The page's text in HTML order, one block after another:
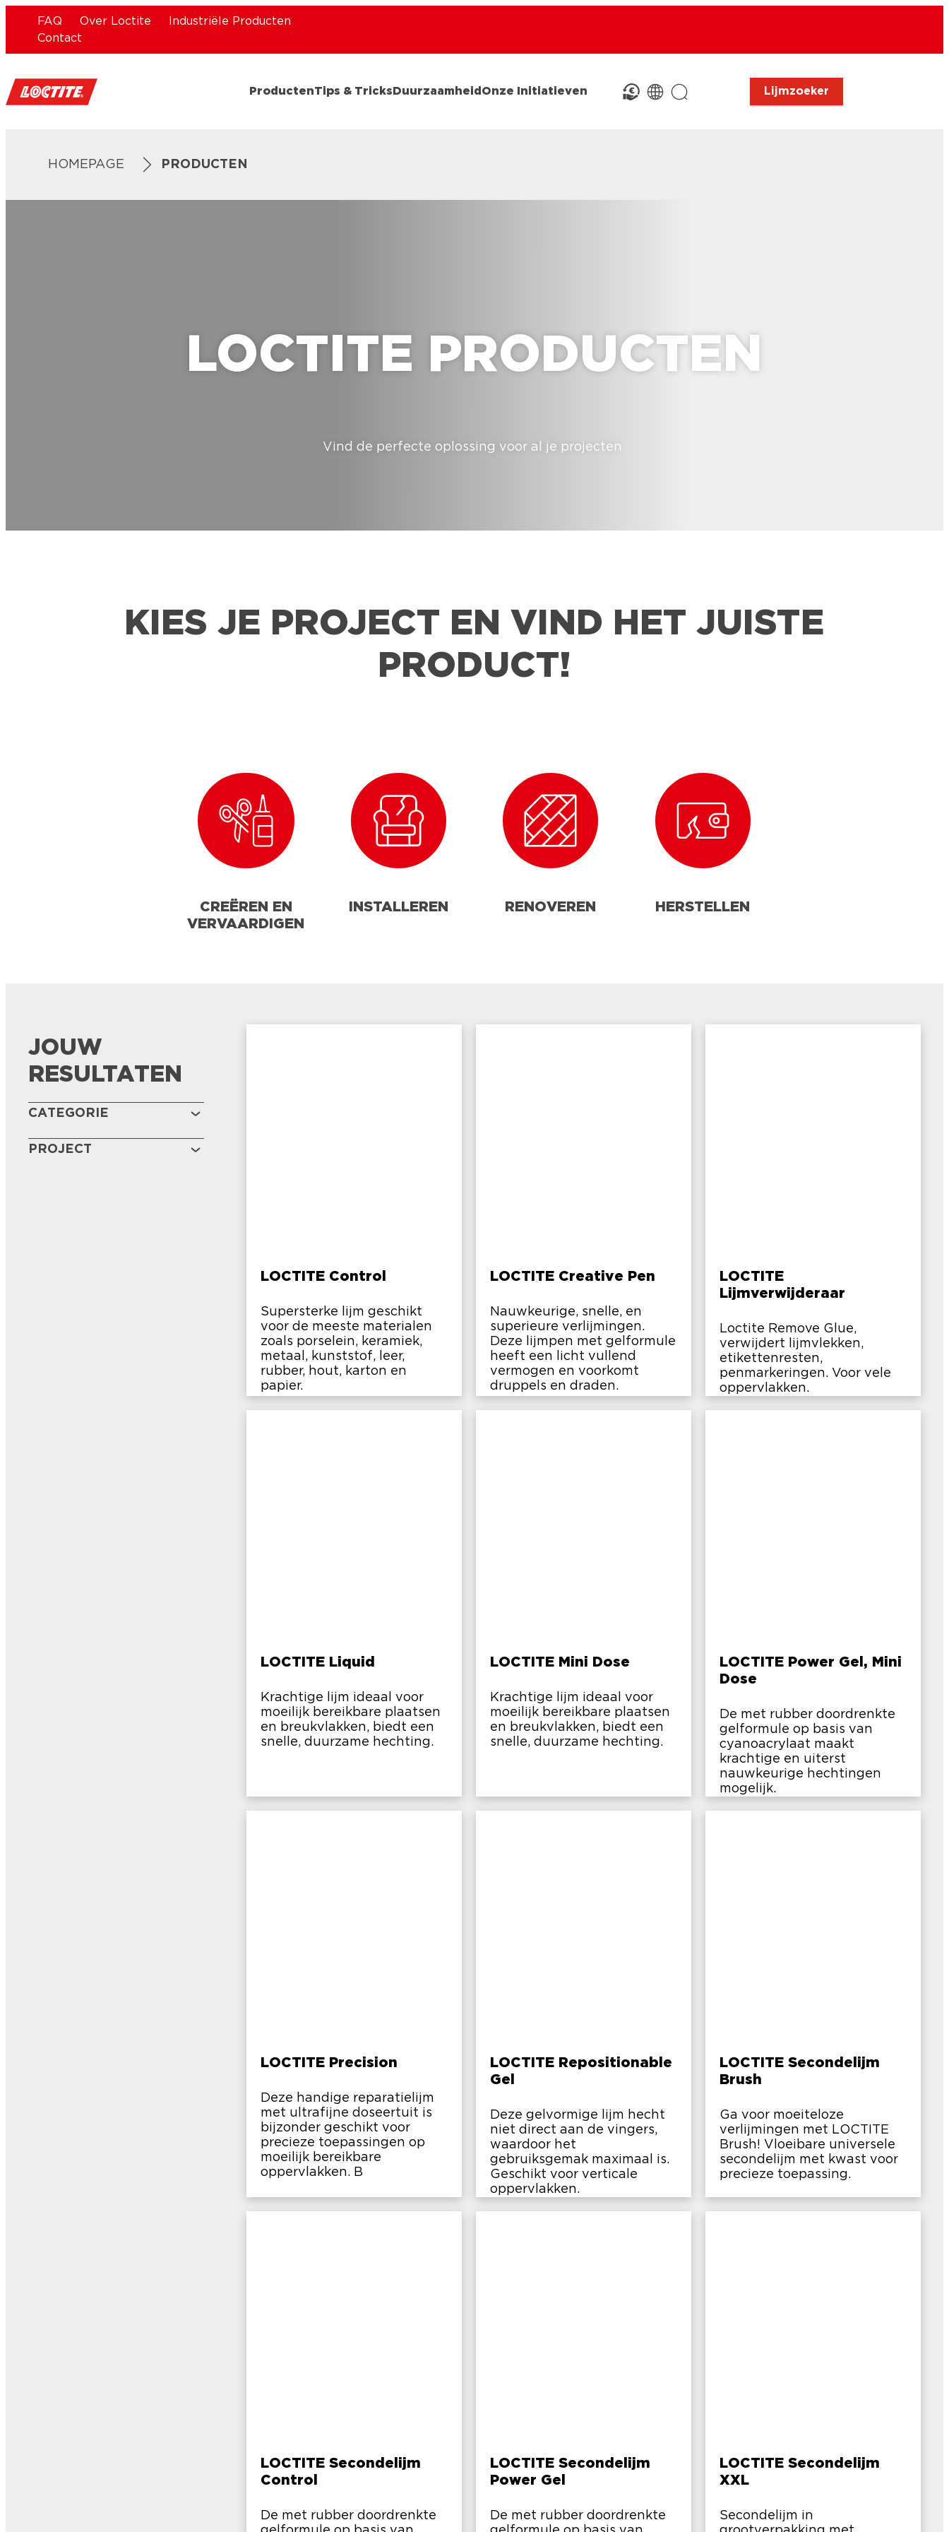
FAQ Over Loctite
Industriële Producten
Contact
ProductenTips & Tricks Duurzaamheid Onze Initiatieven Lijmzoeker
HOMEPAGE PRODUCTEN
LOCTITE PRODUCTEN
Vind de perfecte oplossing voor al je projecten
KIES JE PROJECT EN VIND HET JUISTE
PRODUCT!
CREËREN EN
VERVAARDIGEN
INSTALLEREN RENOVEREN HERSTELLEN
JOUW
RESULTATEN
CATEGORIE
PROJECT
LOCTITE Control
Supersterke lijm geschikt
voor de meeste materialen
zoals porselein, keramiek,
metaal, kunststof, leer,
rubber, hout, karton en
papier.
LOCTITE Creative Pen
Nauwkeurige, snelle, en
superieure verlijmingen.
Deze lijmpen met gelformule
heeft een licht vullend
vermogen en voorkomt
druppels en draden.
LOCTITE
Lijmverwijderaar
Loctite Remove Glue,
verwijdert lijmvlekken,
etikettenresten,
penmarkeringen. Voor vele
oppervlakken.
LOCTITE Liquid
Krachtige lijm ideaal voor
moeilijk bereikbare plaatsen
en breukvlakken, biedt een
snelle, duurzame hechting.
LOCTITE Mini Dose
Krachtige lijm ideaal voor
moeilijk bereikbare plaatsen
en breukvlakken, biedt een
snelle, duurzame hechting.
LOCTITE Power Gel, Mini
Dose
De met rubber doordrenkte
gelformule op basis van
cyanoacrylaat maakt
krachtige en uiterst
nauwkeurige hechtingen
mogelijk.
LOCTITE Precision
Deze handige reparatielijm
met ultrafijne doseertuit is
bijzonder geschikt voor
precieze toepassingen op
moeilijk bereikbare
oppervlakken. B
LOCTITE Repositionable
Gel
Deze gelvormige lijm hecht
niet direct aan de vingers,
waardoor het
gebruiksgemak maximaal is.
Geschikt voor verticale
oppervlakken.
LOCTITE Secondelijm
Brush
Ga voor moeiteloze
verlijmingen met LOCTITE
Brush! Vloeibare universele
secondelijm met kwast voor
precieze toepassing.
LOCTITE Secondelijm
Control
De met rubber doordrenkte
LOCTITE Secondelijm
Power Gel
De met rubber doordrenkte
LOCTITE Secondelijm
XXL
Secondelijm in